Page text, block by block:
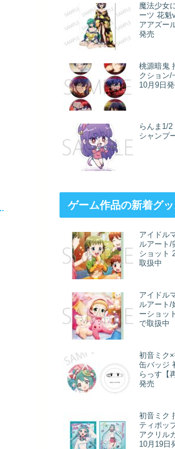
魔法少女
ーツ 花魁
アアズー
発売
桃源暗鬼
クション/
10月9日
らんま1/
シャンプ
ゲーム作品の新着グ
アイドル
ルアート
ショット
取扱中
アイドル
ルアート
ーショッ
で取扱中
初音ミク
缶バッジ
らっす【
発売
初音ミク
ティポッ
アクリル
10月19日